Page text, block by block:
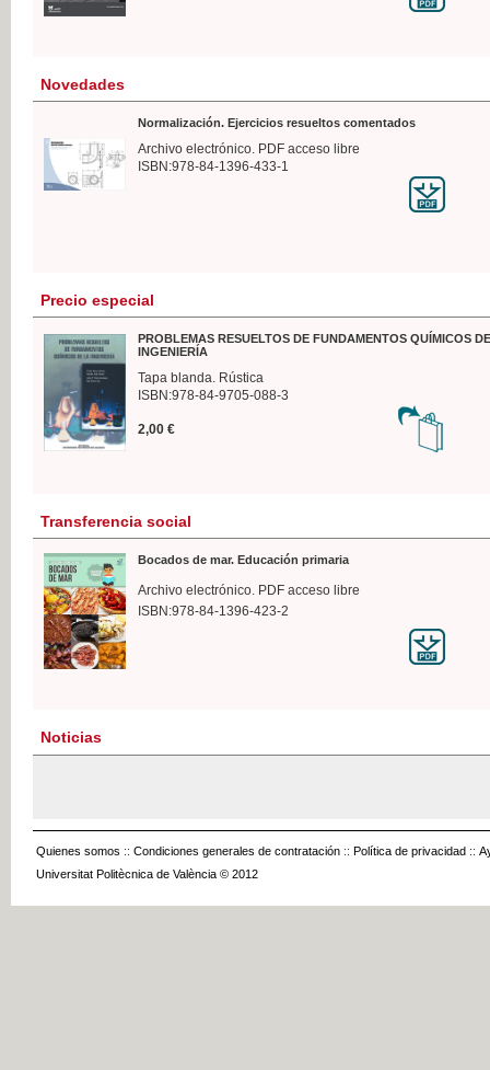
Novedades
Normalización. Ejercicios resueltos comentados
Archivo electrónico. PDF acceso libre
ISBN:978-84-1396-433-1
Precio especial
PROBLEMAS RESUELTOS DE FUNDAMENTOS QUÍMICOS
INGENIERÍA
Tapa blanda. Rústica
ISBN:978-84-9705-088-3
2,00 €
Transferencia social
Bocados de mar. Educación primaria
Archivo electrónico. PDF acceso libre
ISBN:978-84-1396-423-2
Noticias
Quienes somos :: Condiciones generales de contratación :: Política de privacidad ::
Universitat Politècnica de València © 2012